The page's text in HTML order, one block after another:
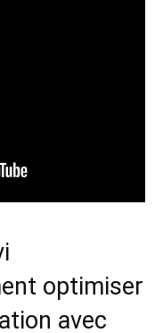
optimiser
avec